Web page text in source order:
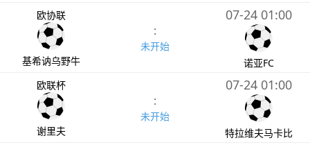
欧协联
基希讷乌野牛
:
未开始
07-24 01:00
诺亚FC
欧联杯
谢里夫
:
未开始
07-24 01:00
特拉维夫马卡比